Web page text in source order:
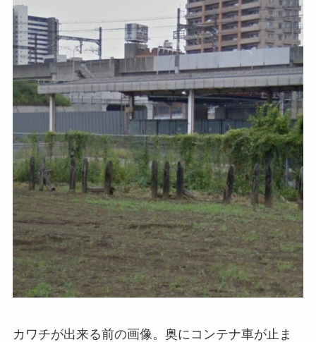
カワチが出来る前の画像。奥にコンテナ車が止ま